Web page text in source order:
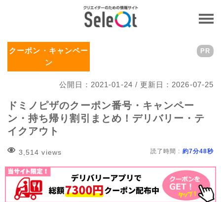
クーポン・キャンペー
ン
公開日：2021-01-24 / 更新日：2026-07-25
PR
ドミノピザのクーポン番号・キャンペー
ン・持ち帰り割引まとめ！デリバリー・テ
イクアウト
3,514 views 読了時間 : 約7分48秒